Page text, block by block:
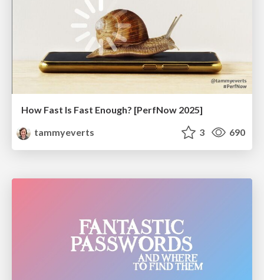
How Fast Is Fast Enough? [PerfNow 2025]
tammyeverts
3 690